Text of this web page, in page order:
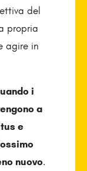
del
propria
agire in
i
a
e
nuovo.